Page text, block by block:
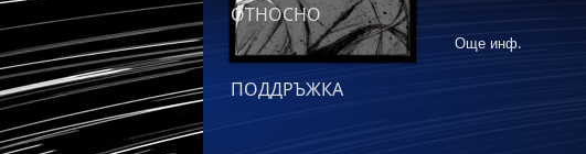
ОТНОСНО
ПОДДРЪЖКА
Още инф.